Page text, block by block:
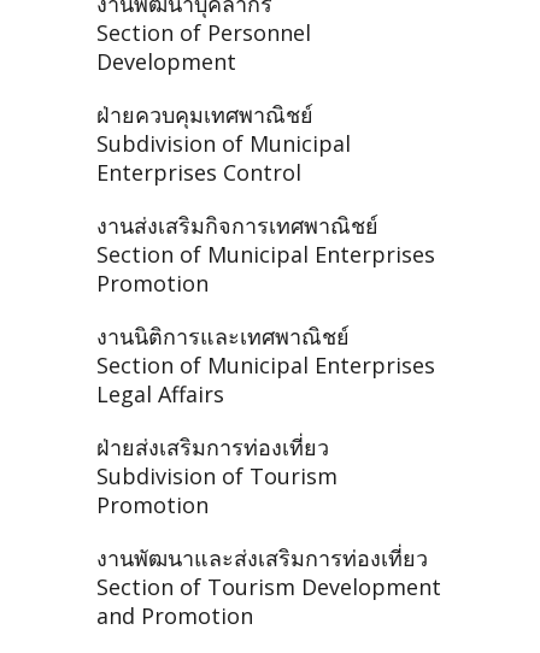
Section of Personnel
Development
ฝ่ายควบคุมเทศพาณิชย์
Subdivision of Municipal
Enterprises Control
งานส่งเสริมกิจการเทศพาณิชย์
Section of Municipal Enterprises
Promotion
งานนิติการและเทศพาณิชย์
Section of Municipal Enterprises
Legal Affairs
ฝ่ายส่งเสริมการท่องเที่ยว
Subdivision of Tourism
Promotion
งานพัฒนาและส่งเสริมการท่องเที่ยว
Section of Tourism Development
and Promotion